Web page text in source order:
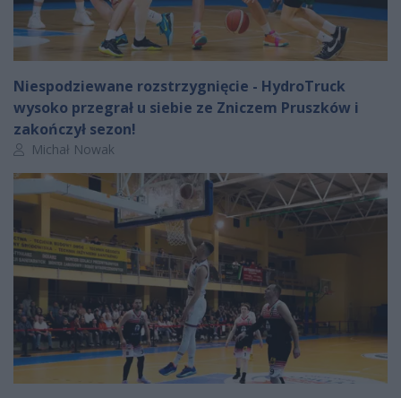
Niespodziewane rozstrzygnięcie - HydroTruck
wysoko przegrał u siebie ze Zniczem Pruszków i
zakończył sezon!
Autor artykułu:
Michał Nowak